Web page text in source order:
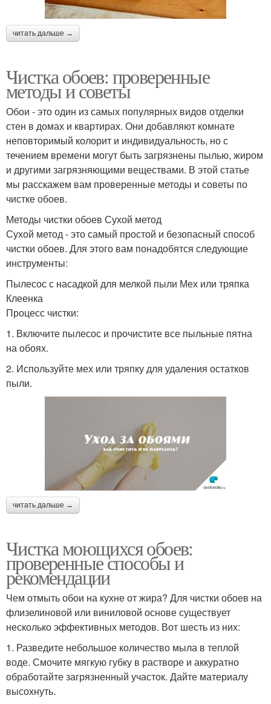
читать дальше →
Чистка обоев: проверенные
методы и советы
Обои - это один из самых популярных видов отделки
стен в домах и квартирах. Они добавляют комнате
неповторимый колорит и индивидуальность, но с
течением времени могут быть загрязнены пылью, жиром
и другими загрязняющими веществами. В этой статье
мы расскажем вам проверенные методы и советы по
чистке обоев.
Методы чистки обоев Сухой метод
Сухой метод - это самый простой и безопасный способ
чистки обоев. Для этого вам понадобятся следующие
инструменты:
Пылесос с насадкой для мелкой пыли Мех или тряпка
Клеенка
Процесс чистки:
1. Включите пылесос и прочистите все пыльные пятна
на обоях.
2. Используйте мех или тряпку для удаления остатков
пыли.
читать дальше →
Чистка моющихся обоев:
проверенные способы и
рекомендации
Чем отмыть обои на кухне от жира? Для чистки обоев на
флизелиновой или виниловой основе существует
несколько эффективных методов. Вот шесть из них:
1. Разведите небольшое количество мыла в теплой
воде. Смочите мягкую губку в растворе и аккуратно
обработайте загрязненный участок. Дайте материалу
высохнуть.